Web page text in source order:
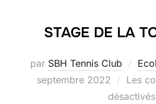
STAGE DE LA
par SBH Tennis Club
septembre 2022
Les